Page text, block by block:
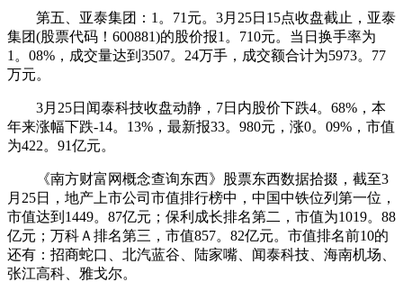
第五、亚泰集团：1。71元。3月25日15点收盘截止，亚泰
集团(股票代码！600881)的股价报1。710元。当日换手率为
1。08%，成交量达到3507。24万手，成交额合计为5973。77
万元。
3月25日闻泰科技收盘动静，7日内股价下跌4。68%，本
年来涨幅下跌-14。13%，最新报33。980元，涨0。09%，市值
为422。91亿元。
《南方财富网概念查询东西》股票东西数据拾掇，截至3
月25日，地产上市公司市值排行榜中，中国中铁位列第一位，
市值达到1449。87亿元；保利成长排名第二，市值为1019。88
亿元；万科Ａ排名第三，市值857。82亿元。市值排名前10的
还有：招商蛇口、北汽蓝谷、陆家嘴、闻泰科技、海南机场、
张江高科、雅戈尔。